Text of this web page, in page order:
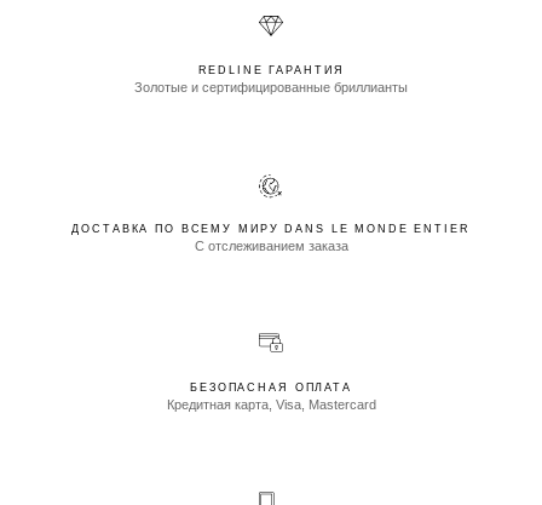
REDLINE ГАРАНТИЯ
Золотые и сертифицированные бриллианты
ДОСТАВКА ПО ВСЕМУ МИРУ DANS LE MONDE ENTIER
С отслеживанием заказа
БЕЗОПАСНАЯ ОПЛАТА
Кредитная карта, Visa, Mastercard